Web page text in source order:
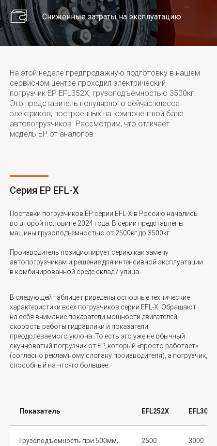
Сниженные затраты на эксплуатацию
На этой неделе предпродажную подготовку в нашем
сервисном центре проходил электрический
погрузчик EP EFL352X, грузоподъёмностью 3500кг.
Это представитель популярного сейчас класса
электриков, построенных на компонентной базе
автопогрузчиков. Рассмотрим, что отличает
модель EP от аналогов.
Серия EP EFL-X
Поставки погрузчиков EP серии EFL-X в Россию начались
во второй половине 2024 года. В серии представлены
машины грузоподъёмностью от 2500кг до 3500кг.
Производитель позиционирует серию как замену
автопогрузчикам и решение для интенсивной эксплуатации
в комбинированной среде склад / улица.
В следующей таблице приведены основные технические
характеристики всех погрузчиков серии EFL-X. Обращают
на себя внимание показатели мощности двигателей,
скорость работы гидравлики и показатели
преодолеваемого уклона. То есть это уже не обычный
скучноватый погрузчик от EP, который «просто работает»
(согласно рекламному слогану производителя), а погрузчик,
способный на что-то большее.
Показатель EFL252X EFL302X
Грузоподъёмность при 500мм,
2500 3000